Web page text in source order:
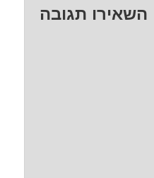
השאירו תגובה